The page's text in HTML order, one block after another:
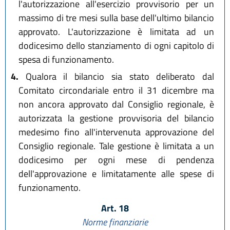
l'autorizzazione all'esercizio provvisorio per un
massimo di tre mesi sulla base dell'ultimo bilancio
approvato. L'autorizzazione è limitata ad un
dodicesimo dello stanziamento di ogni capitolo di
spesa di funzionamento.
4. Qualora il bilancio sia stato deliberato dal
Comitato circondariale entro il 31 dicembre ma
non ancora approvato dal Consiglio regionale, è
autorizzata la gestione provvisoria del bilancio
medesimo fino all'intervenuta approvazione del
Consiglio regionale. Tale gestione è limitata a un
dodicesimo per ogni mese di pendenza
dell'approvazione e limitatamente alle spese di
funzionamento.
Art. 18
Norme finanziarie